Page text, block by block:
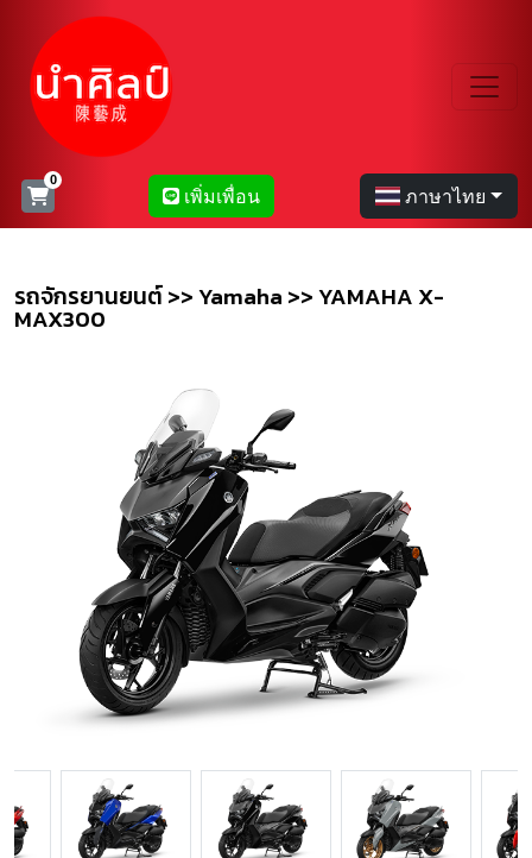
เพิ่มเพื่อน ภาษาไทย
รถจักรยานยนต์ >> Yamaha >> YAMAHA X-
MAX300